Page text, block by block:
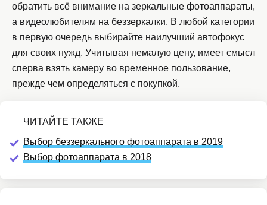
обратить всё внимание на зеркальные фотоаппараты,
а видеолюбителям на беззеркалки. В любой категории
в первую очередь выбирайте наилучший автофокус
для своих нужд. Учитывая немалую цену, имеет смысл
сперва взять камеру во временное пользование,
прежде чем определяться с покупкой.
Выбор беззеркального фотоаппарата в 2019
Выбор фотоаппарата в 2018